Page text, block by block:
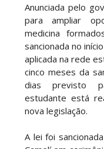
Anunciada pelo
para ampliar
medicina
sancionada no
aplicada na rede
cinco meses da
dias previsto
estudante está
nova legislação.
A lei foi